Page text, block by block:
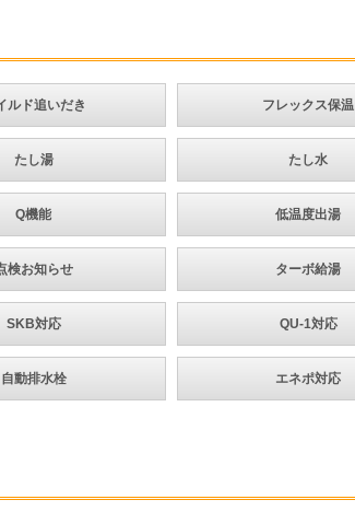
ルド追いだき フレックス保温
たし湯 たし水
Q機能 低温度出湯
検お知らせ ターボ給湯
SKB対応 QU-1対応
自動排水栓 エネポ対応